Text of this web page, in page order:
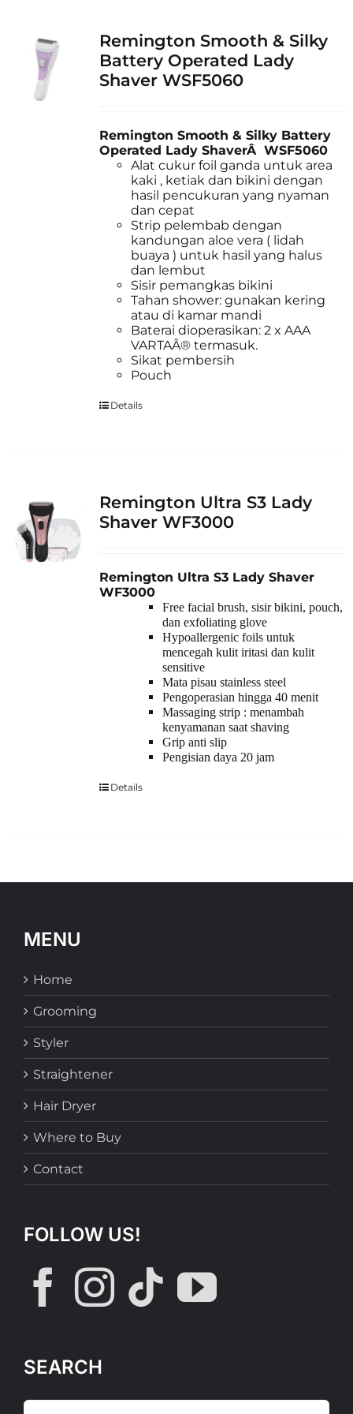
Remington Smooth & Silky
Battery Operated Lady
Shaver WSF5060
Remington Smooth & Silky Battery
Operated Lady ShaverÂ WSF5060
Alat cukur foil ganda untuk area
kaki , ketiak dan bikini dengan
hasil pencukuran yang nyaman
dan cepat
Strip pelembab dengan
kandungan aloe vera ( lidah
buaya ) untuk hasil yang halus
dan lembut
Sisir pemangkas bikini
Tahan shower: gunakan kering
atau di kamar mandi
Baterai dioperasikan: 2 x AAA
VARTAÂ® termasuk.
Sikat pembersih
Pouch
Details
Remington Ultra S3 Lady
Shaver WF3000
Remington Ultra S3 Lady Shaver
WF3000
Free facial brush, sisir bikini, pouch,
dan exfoliating glove
Hypoallergenic foils untuk
mencegah kulit iritasi dan kulit
sensitive
Mata pisau stainless steel
Pengoperasian hingga 40 menit
Massaging strip : menambah
kenyamanan saat shaving
Grip anti slip
Pengisian daya 20 jam
Details
MENU
Home
Grooming
Styler
Straightener
Hair Dryer
Where to Buy
Contact
FOLLOW US!
SEARCH
Search